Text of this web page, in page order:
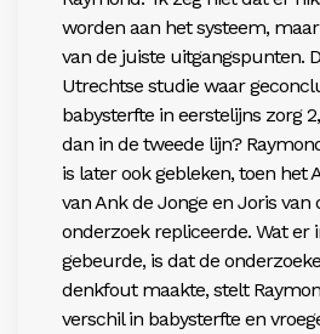
worden aan het systeem,
van de juiste uitgangspunten.
Utrechtse studie waar
babysterfte in eerstelijns zorg
dan in de tweede lijn?
is later ook gebleken, toen het
van Ank de Jonge en Joris van
onderzoek repliceerde. Wat er
gebeurde, is dat de
denkfout maakte, stelt
verschil in babysterfte en